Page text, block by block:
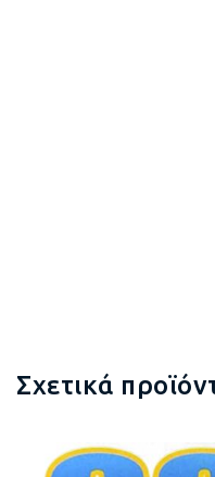
Σχετικά